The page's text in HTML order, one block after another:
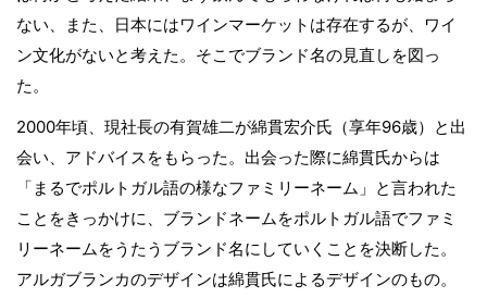
ない、また、日本にはワインマーケットは存在するが、ワイ
ン文化がないと考えた。そこでブランド名の見直しを図っ
た。
2000年頃、現社長の有賀雄二が綿貫宏介氏（享年96歳）と出
会い、アドバイスをもらった。出会った際に綿貫氏からは
「まるでポルトガル語の様なファミリーネーム」と言われた
ことをきっかけに、ブランドネームをポルトガル語でファミ
リーネームをうたうブランド名にしていくことを決断した。
アルガブランカのデザインは綿貫氏によるデザインのもの。